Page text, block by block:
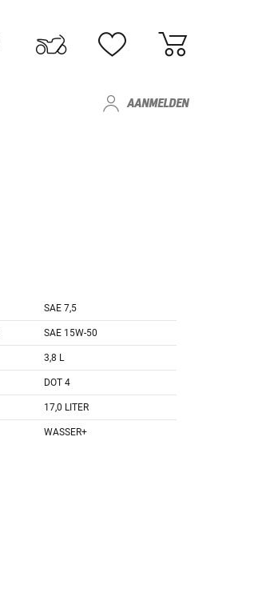
AANMELDEN
SAE 7,5
SAE 15W-50
3,8 L
DOT 4
17,0 LITER
WASSER+